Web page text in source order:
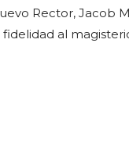
Rector, Jacob
al